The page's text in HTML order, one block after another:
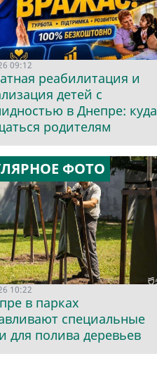
09:12
реабилитация и
детей с
в Днепре: куда
родителям
ФОТО
10:22
в парках
специальные
для полива деревьев